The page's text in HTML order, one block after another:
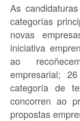
As
categorías
novas
iniciativa
ao
empresarial;
categoría de
concorren ao
propostas